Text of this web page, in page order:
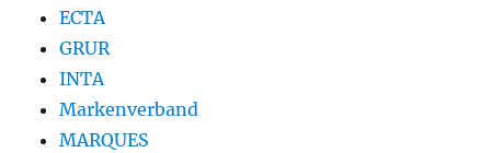
ECTA
GRUR
INTA
Markenverband
MARQUES